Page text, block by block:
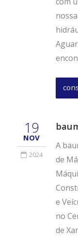
19
NOV
2024
A
de
e
no
de